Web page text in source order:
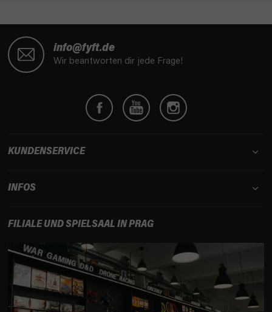
info@fyft.de
Wir beantworten dir jede Frage!
KUNDENSERVICE
INFOS
FILIALE UND SPIELSAAL IN PRAG